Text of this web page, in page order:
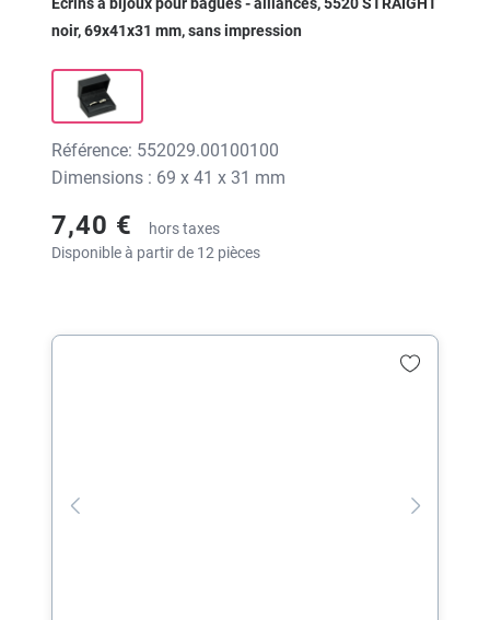
noir, 69x41x31 mm, sans impression
Référence: 552029.00100100
Dimensions : 69 x 41 x 31 mm
7,40 €
hors taxes
Disponible à partir de 12 pièces